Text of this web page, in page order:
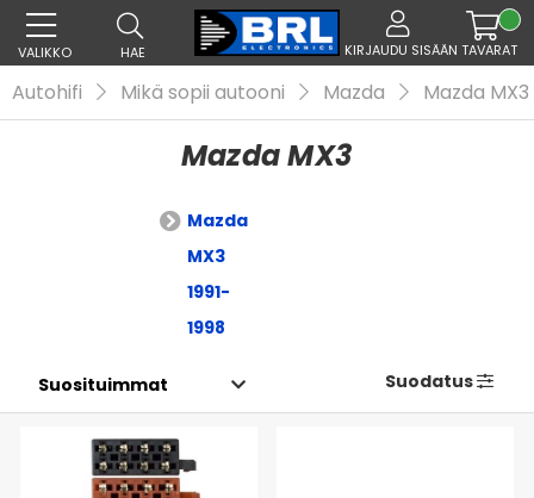
VALIKKO HAE KIRJAUDU SISÄÄN TAVARAT
Autohifi Mikä sopii autooni Mazda Mazda MX3
Mazda MX3
Mazda
MX3
1991-
1998
Suodatus